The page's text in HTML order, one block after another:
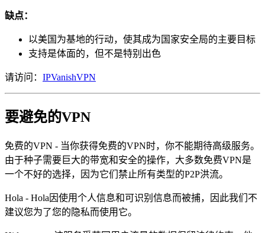
缺点：
以美国为基地的行动，使其成为国家安全局的主要目标
支持是体面的，但不是特别出色
请访问： IPVanishVPN
要避免的VPN
免费的VPN - 当你获得免费的VPN时，你不能期待高级服务。
由于种子需要巨大的带宽和安全的操作，大多数免费VPN是
一个不好的选择，因为它们禁止所有类型的P2P洪流。
Hola - Hola因使用个人信息和可识别信息而被捕，因此我们不
建议您为了您的隐私而使用它。